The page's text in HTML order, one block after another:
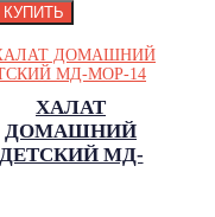
ХАЛАТ
ДОМАШНИЙ
ДЕТСКИЙ МД-